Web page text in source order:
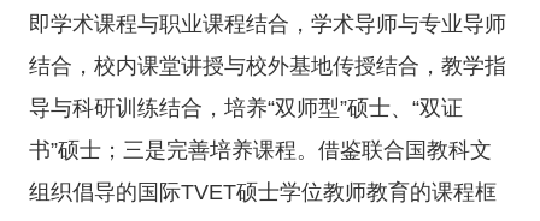
即学术课程与职业课程结合，学术导师与专业导师
结合，校内课堂讲授与校外基地传授结合，教学指
导与科研训练结合，培养“双师型”硕士、“双证
书”硕士；三是完善培养课程。借鉴联合国教科文
组织倡导的国际TVET硕士学位教师教育的课程框